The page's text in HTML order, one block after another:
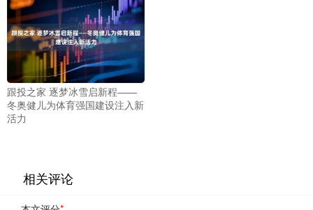
跟投之家 逐梦冰雪启新程——
冬奥健儿为体育强国建设注入新
活力
相关评论